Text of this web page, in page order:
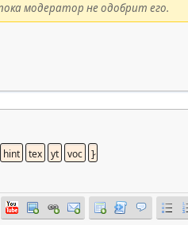
модератор не одобрит его.